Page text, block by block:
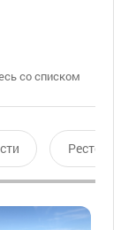
со списком
Ресторан